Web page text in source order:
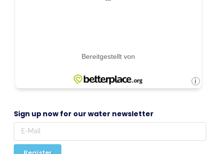
Sign up now for our water newsletter